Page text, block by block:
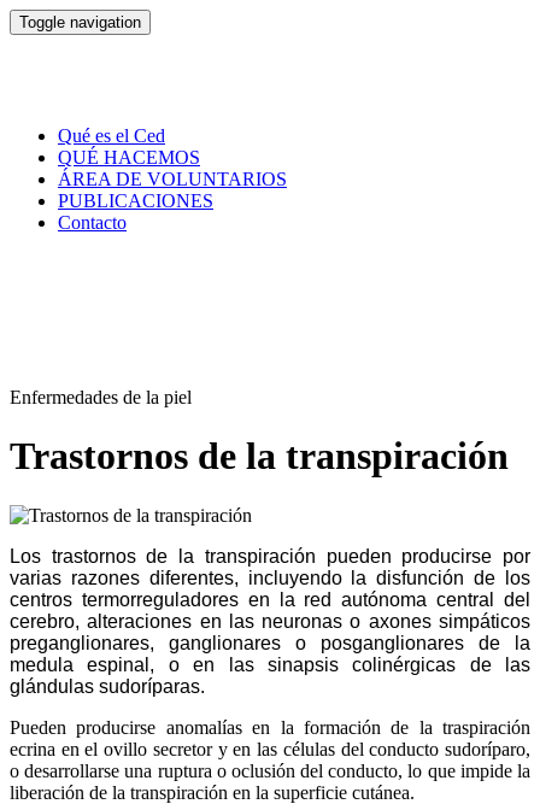
Toggle navigation
Qué es el Ced
QUÉ HACEMOS
ÁREA DE VOLUNTARIOS
PUBLICACIONES
Contacto
Enfermedades de la piel
Trastornos de la transpiración
Los trastornos de la transpiración pueden producirse por
varias razones diferentes, incluyendo la disfunción de los
centros termorreguladores en la red autónoma central del
cerebro, alteraciones en las neuronas o axones simpáticos
preganglionares, ganglionares o posganglionares de la
medula espinal, o en las sinapsis colinérgicas de las
glándulas sudoríparas.
Pueden producirse anomalías en la formación de la traspiración
ecrina en el ovillo secretor y en las células del conducto sudoríparo,
o desarrollarse una ruptura o oclusión del conducto, lo que impide la
liberación de la transpiración en la superficie cutánea.